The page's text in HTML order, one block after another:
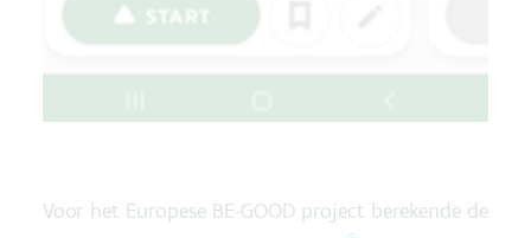
Voor het Europese BE-GOOD project berekende de